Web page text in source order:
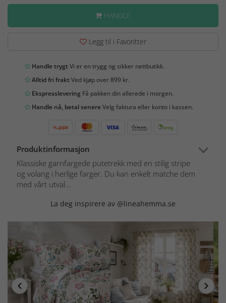
HANDLE
Legg til i Favoritter
Handle trygtVi er en trygg og sikker nettbutikk.
Alltid fri fraktVed kjøp over 899 kr.
Ekspresslevering Få pakken din allerede i morgen.
Handle nå, betal senereVelg faktura eller konto i kassen.
Produktinformasjon
Klassiske garnfargede putetrekk med en stilig stripe
og volang i herlige farger. Du kan enkelt matche dem
med vårt utval...
La deg inspirere av @lineahemma.se